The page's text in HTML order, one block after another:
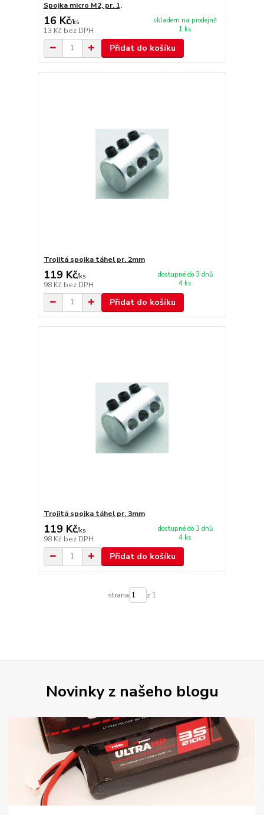
Spojka micro M2, pr. 1,
16 Kč/ks
13 Kč bez DPH
skladem na prodejně
1 ks
Přidat do košíku
Trojitá spojka táhel pr. 2mm
119 Kč/ks
98 Kč bez DPH
dostupné do 3 dnů
4 ks
Přidat do košíku
Trojitá spojka táhel pr. 3mm
119 Kč/ks
98 Kč bez DPH
dostupné do 3 dnů
4 ks
Přidat do košíku
strana z 1
Novinky z našeho blogu